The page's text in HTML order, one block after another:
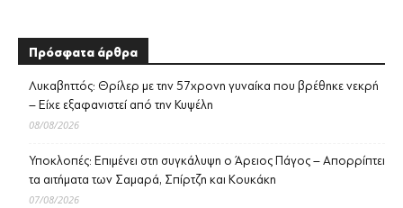
Πρόσφατα άρθρα
Λυκαβηττός: Θρίλερ με την 57χρονη γυναίκα που βρέθηκε νεκρή
– Είχε εξαφανιστεί από την Κυψέλη
08/08/2026
Υποκλοπές: Επιμένει στη συγκάλυψη ο Άρειος Πάγος – Απορρίπτει
τα αιτήματα των Σαμαρά, Σπίρτζη και Κουκάκη
07/08/2026